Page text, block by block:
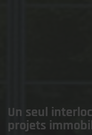
Un seul
projets